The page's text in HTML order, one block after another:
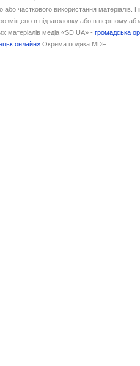
або часткового використання матеріалів.
в підзаголовку або в першому
матеріалів медіа «SD.UA» -громадська
онлайн» Окрема подяка MDF.